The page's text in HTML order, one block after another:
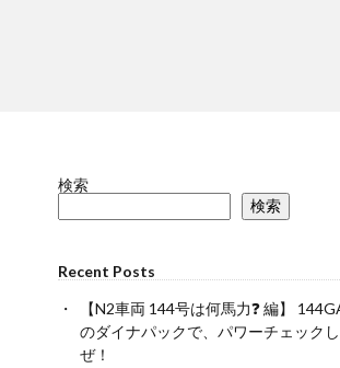
検索
検索
Recent Posts
【N2車両 144号は何馬力❓ 編】
のダイナパックで、パワーチェック
ぜ！